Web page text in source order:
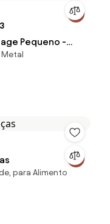
Pequeno -
para Alimento